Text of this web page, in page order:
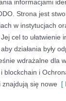
informacjami
Strona jest
w instytucjach
cel to ułatwienie
działania były
wdrażalne dla
i blockchain i
znajdują się nowe [